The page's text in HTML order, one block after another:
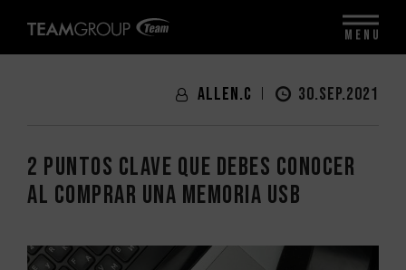
Allen.C 30.SEP.2021
2 puntos clave que debes conocer
al comprar una memoria USB
MENU